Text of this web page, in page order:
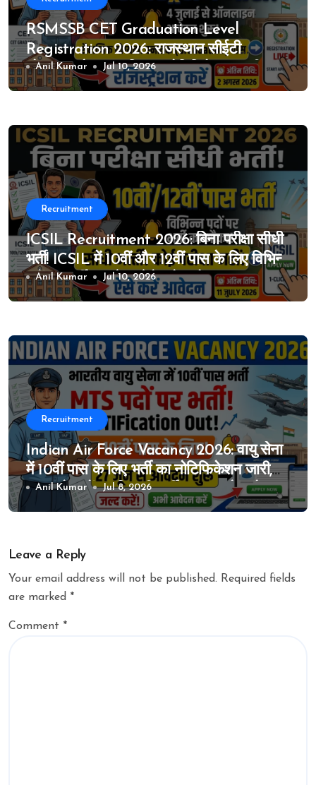
RSMSSB CET Graduation Level
Registration 2026: राजस्थान सीईटी
ग्रेजुएशन लेवल का विस्तृत नोटिफिकेशन जारी, 4
जुलाई से ऑनलाइन आवेदन शुरू
Anil Kumar Jul 10, 2026
Recruitment
ICSIL Recruitment 2026: बिना परीक्षा सीधी
भर्ती! ICSIL में 10वीं और 12वीं पास के लिए विभिन्न
पदों पर भर्ती का मौका, ऐसे करे आवेदन
Anil Kumar Jul 10, 2026
Recruitment
Indian Air Force Vacancy 2026: वायु सेना
में 10वीं पास के लिए भर्ती का नोटिफिकेशन जारी,
MTS के पदों पर निकली भर्ती, 27 जून से आवेदन
शुरू
Anil Kumar Jul 8, 2026
Leave a Reply
Your email address will not be published. Required fields
are marked *
Comment *